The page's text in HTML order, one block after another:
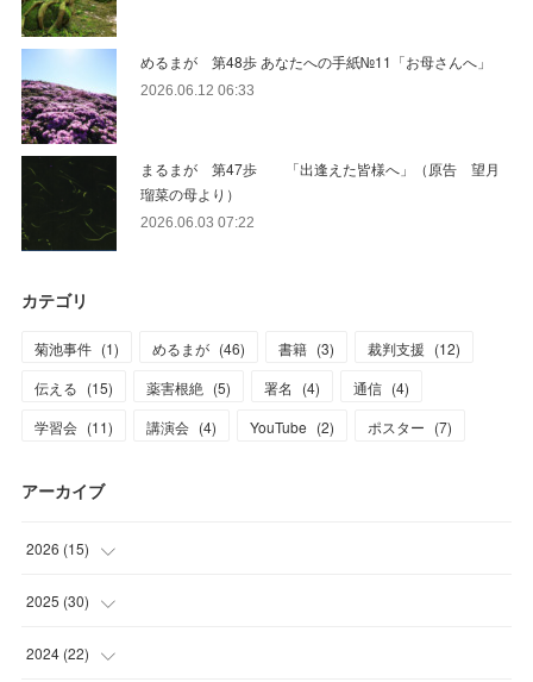
めるまが 第48歩 あなたへの手紙№11「お母さんへ」
2026.06.12 06:33
まるまが 第47歩 「出逢えた皆様へ」（原告 望月
瑠菜の母より）
2026.06.03 07:22
カテゴリ
菊池事件 (1) めるまが (46) 書籍 (3) 裁判支援 (12)
伝える (15) 薬害根絶 (5) 署名 (4) 通信 (4)
学習会 (11) 講演会 (4) YouTube (2) ポスター (7)
アーカイブ
2026 (15)
(1
(1
2025 (30)
(3
2024 (22)